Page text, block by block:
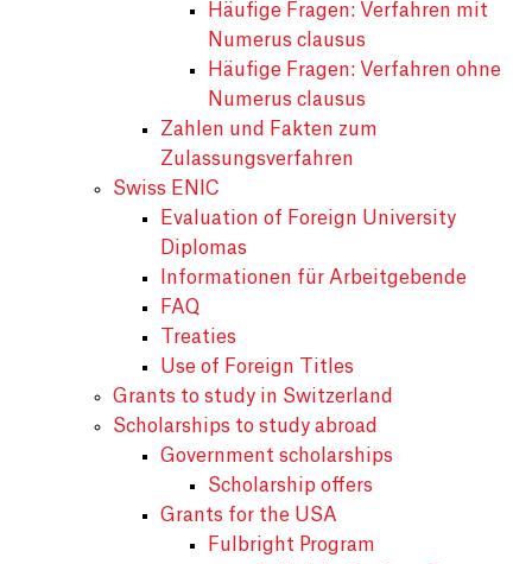
Häufige Fragen: Verfahren mit
Numerus clausus
Häufige Fragen: Verfahren ohne
Numerus clausus
Zahlen und Fakten zum
Zulassungsverfahren
Swiss ENIC
Evaluation of Foreign University
Diplomas
Informationen für Arbeitgebende
FAQ
Treaties
Use of Foreign Titles
Grants to study in Switzerland
Scholarships to study abroad
Government scholarships
Scholarship offers
Grants for the USA
Fulbright Program